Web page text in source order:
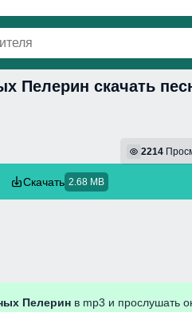
Пелерин скачать
2214
Скачать 2.68 MB
Пелерин в mp3 и прослушать